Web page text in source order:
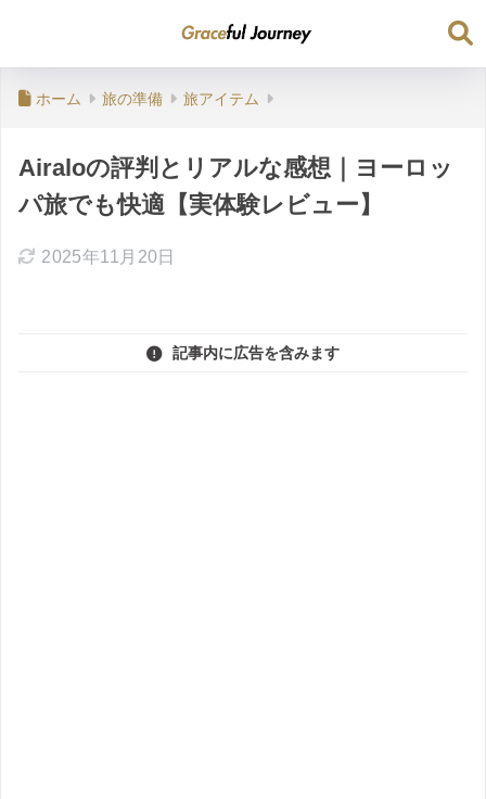
ホーム 旅の準備 旅アイテム
Airaloの評判とリアルな感想｜ヨーロッ
パ旅でも快適【実体験レビュー】
2025年11月20日
記事内に広告を含みます